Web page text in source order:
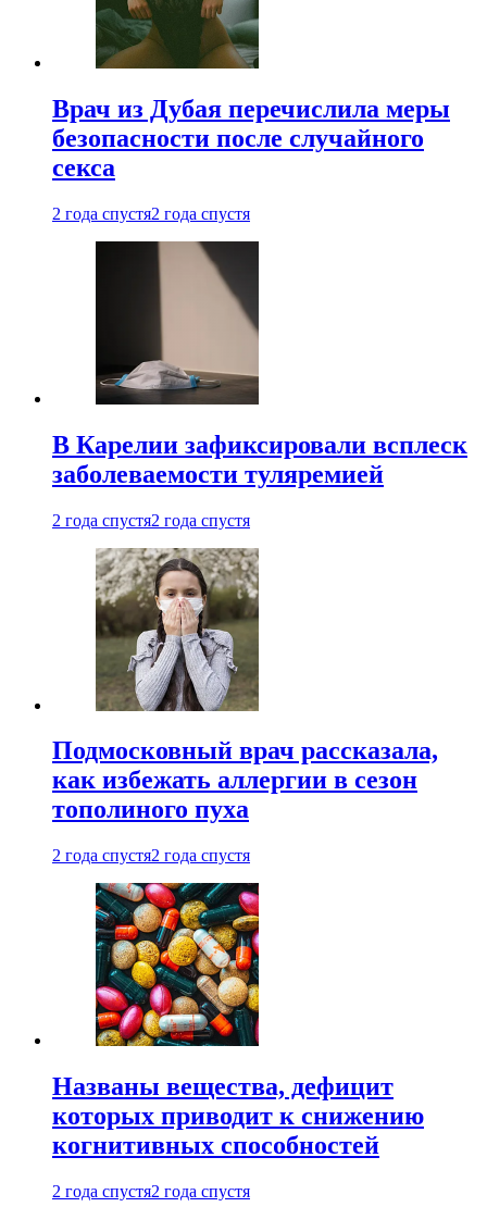
Врач из Дубая перечислила меры
безопасности после случайного
секса
2 года спустя2 года спустя
В Карелии зафиксировали всплеск
заболеваемости туляремией
2 года спустя2 года спустя
Подмосковный врач рассказала,
как избежать аллергии в сезон
тополиного пуха
2 года спустя2 года спустя
Названы вещества, дефицит
которых приводит к снижению
когнитивных способностей
2 года спустя2 года спустя